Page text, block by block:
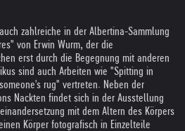
zahlreiche in der Albertina-Sammlung
von Erwin Wurm, der die
erst durch die Begegnung mit anderen
sind auch Arbeiten wie "Spitting in
rug" vertreten. Neben der
Nackten findet sich in der Ausstellung
mit dem Altern des Körpers
Körper fotografisch in Einzelteile